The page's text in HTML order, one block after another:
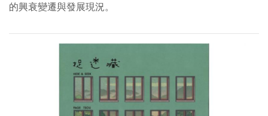
的興衰變遷與發展現況。